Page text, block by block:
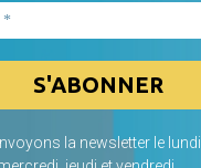
la newsletter le lundi,